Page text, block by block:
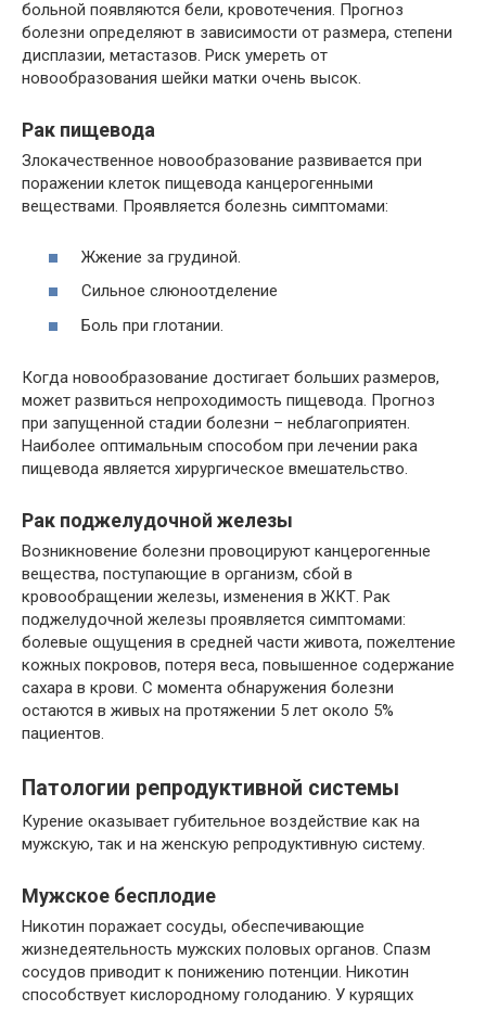
больной появляются бели, кровотечения. Прогноз
болезни определяют в зависимости от размера, степени
дисплазии, метастазов. Риск умереть от
новообразования шейки матки очень высок.
Рак пищевода
Злокачественное новообразование развивается при
поражении клеток пищевода канцерогенными
веществами. Проявляется болезнь симптомами:
Жжение за грудиной.
Сильное слюноотделение
Боль при глотании.
Когда новообразование достигает больших размеров,
может развиться непроходимость пищевода. Прогноз
при запущенной стадии болезни – неблагоприятен.
Наиболее оптимальным способом при лечении рака
пищевода является хирургическое вмешательство.
Рак поджелудочной железы
Возникновение болезни провоцируют канцерогенные
вещества, поступающие в организм, сбой в
кровообращении железы, изменения в ЖКТ. Рак
поджелудочной железы проявляется симптомами:
болевые ощущения в средней части живота, пожелтение
кожных покровов, потеря веса, повышенное содержание
сахара в крови. С момента обнаружения болезни
остаются в живых на протяжении 5 лет около 5%
пациентов.
Патологии репродуктивной системы
Курение оказывает губительное воздействие как на
мужскую, так и на женскую репродуктивную систему.
Мужское бесплодие
Никотин поражает сосуды, обеспечивающие
жизнедеятельность мужских половых органов. Спазм
сосудов приводит к понижению потенции. Никотин
способствует кислородному голоданию. У курящих